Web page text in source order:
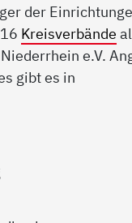
der
Kreisverbände
e.V.
gibt es in